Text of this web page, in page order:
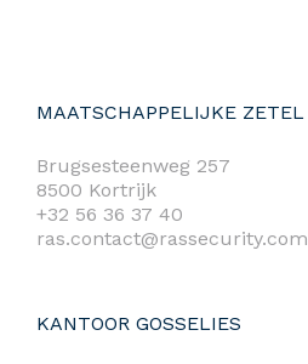
MAATSCHAPPELIJKE ZETEL
Brugsesteenweg 257
8500 Kortrijk
+32 56 36 37 40
ras.contact@rassecurity.com
KANTOOR GOSSELIES